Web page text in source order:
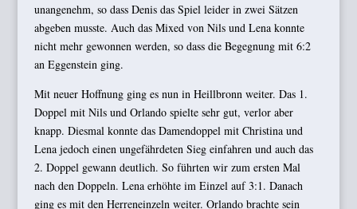
unangenehm, so dass Denis das Spiel leider in zwei Sätzen
abgeben musste. Auch das Mixed von Nils und Lena konnte
nicht mehr gewonnen werden, so dass die Begegnung mit 6:2
an Eggenstein ging.
Mit neuer Hoffnung ging es nun in Heillbronn weiter. Das 1.
Doppel mit Nils und Orlando spielte sehr gut, verlor aber
knapp. Diesmal konnte das Damendoppel mit Christina und
Lena jedoch einen ungefährdeten Sieg einfahren und auch das
2. Doppel gewann deutlich. So führten wir zum ersten Mal
nach den Doppeln. Lena erhöhte im Einzel auf 3:1. Danach
ging es mit den Herreneinzeln weiter. Orlando brachte sein